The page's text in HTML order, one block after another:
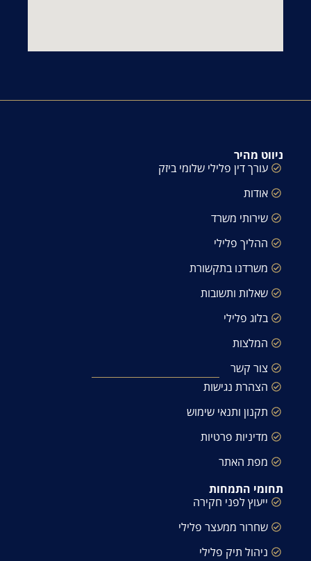
ניווט מהיר
עורך דין פלילי שלומי ביזק
אודות
שירותי משרד
ההליך פלילי
משרדנו בתקשורת
שאלות ותשובות
בלוג פלילי
המלצות
צור קשר
הצהרת נגישות
תקנון ותנאי שימוש
מדיניות פרטיות
מפת האתר
תחומי התמחות
ייעוץ לפני חקירה
שחרור ממעצר פלילי
ניהול תיק פלילי